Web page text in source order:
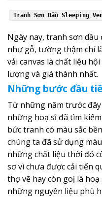
Tranh Sơn Dầu Sleeping
Ngày nay, tranh sơn
như gỗ, tường thậm chí
vải canvas là chất liệu
lượng và giá thành nhất.
Những bước đầu
Từ những năm trước
những hoạ sĩ đã tìm
bức tranh có màu sắc
chúng ta đã sử dụng
những chất liệu thời đó
sơ vì chưa được cải tiến
thợ vẽ hay còn goị là
những nguyên liệu phù